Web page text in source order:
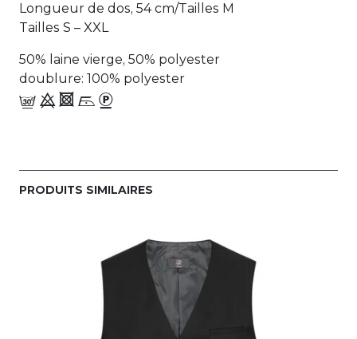
Longueur de dos, 54 cm/Tailles M
Tailles S – XXL
50% laine vierge, 50% polyester
doublure: 100% polyester
f 9 4 i_-
PRODUITS SIMILAIRES